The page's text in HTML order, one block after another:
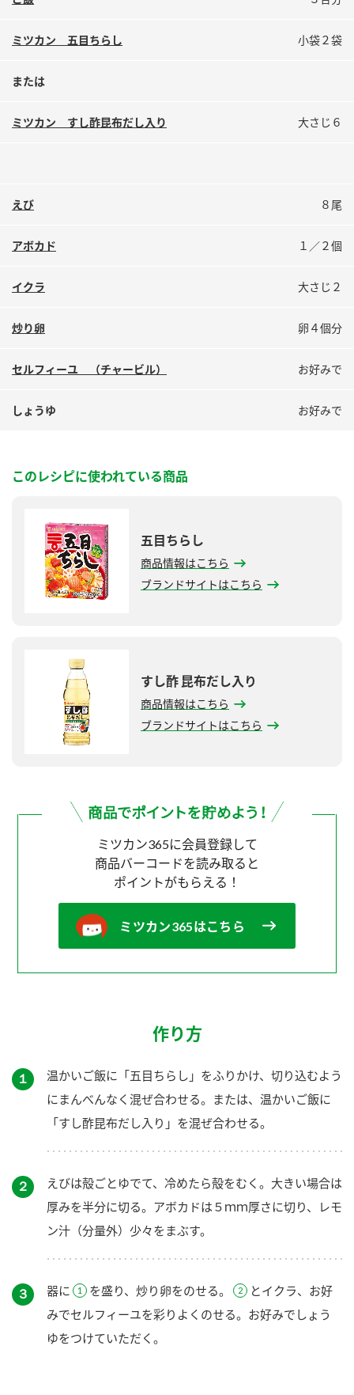
ロングセラー商品 ＋ おすすめレシピ
ミツカン 五目ちらし 小袋２袋
または
ミツカン すし酢昆布だし入り 大さじ６
えび ８尾
アボカド １／２個
イクラ 大さじ２
炒り卵 卵４個分
セルフィーユ （チャービル） お好みで
しょうゆ お好みで
このレシピに使われている商品
五目ちらし
商品情報はこちら
ブランドサイトはこちら
すし酢 昆布だし入り
商品情報はこちら
ブランドサイトはこちら
ミツカン365に会員登録して
商品バーコードを読み取ると
ポイントがもらえる！
ミツカン365はこちら
作り方
１
温かいご飯に「五目ちらし」をふりかけ、切り込むよう
にまんべんなく混ぜ合わせる。または、温かいご飯に
「すし酢昆布だし入り」を混ぜ合わせる。
２
えびは殻ごとゆでて、冷めたら殻をむく。大きい場合は
厚みを半分に切る。アボカドは５ｍｍ厚さに切り、レモ
ン汁（分量外）少々をまぶす。
３ 器に を盛り、炒り卵をのせる。
とイクラ、お好
みでセルフィーユを彩りよくのせる。お好みでしょう
ゆをつけていただく。